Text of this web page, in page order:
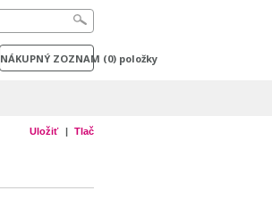
NÁKUPNÝ ZOZNAM (0) položky
Uložiť Tlač